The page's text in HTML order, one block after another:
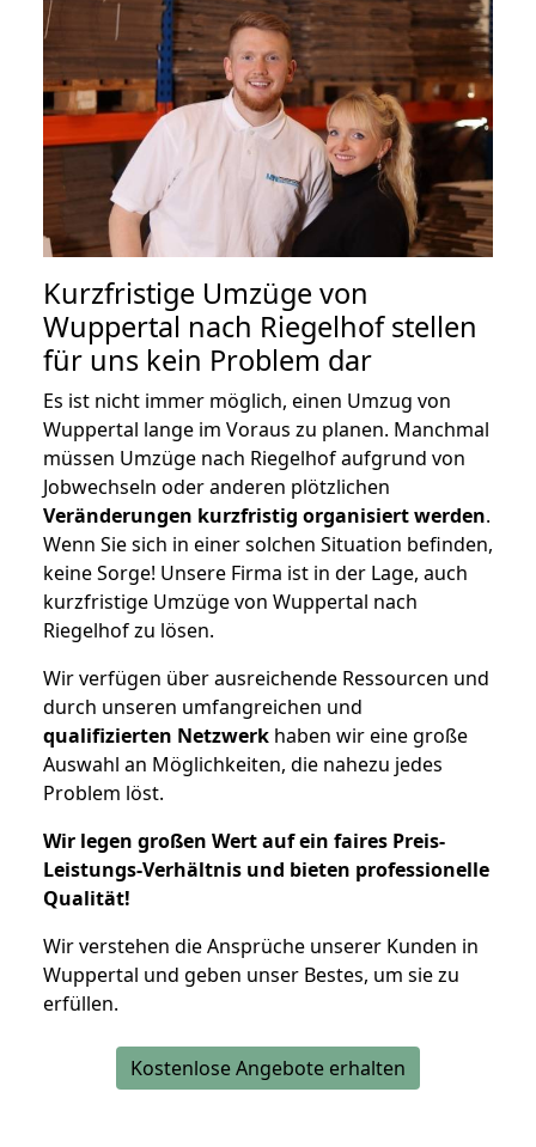
Kurzfristige Umzüge von
Wuppertal nach Riegelhof stellen
für uns kein Problem dar
Es ist nicht immer möglich, einen Umzug von
Wuppertal lange im Voraus zu planen. Manchmal
müssen Umzüge nach Riegelhof aufgrund von
Jobwechseln oder anderen plötzlichen
Veränderungen kurzfristig organisiert werden.
Wenn Sie sich in einer solchen Situation befinden,
keine Sorge! Unsere Firma ist in der Lage, auch
kurzfristige Umzüge von Wuppertal nach
Riegelhof zu lösen.
Wir verfügen über ausreichende Ressourcen und
durch unseren umfangreichen und
qualifizierten Netzwerk haben wir eine große
Auswahl an Möglichkeiten, die nahezu jedes
Problem löst.
Wir legen großen Wert auf ein faires Preis-
Leistungs-Verhältnis und bieten professionelle
Qualität!
Wir verstehen die Ansprüche unserer Kunden in
Wuppertal und geben unser Bestes, um sie zu
erfüllen.
Kostenlose Angebote erhalten